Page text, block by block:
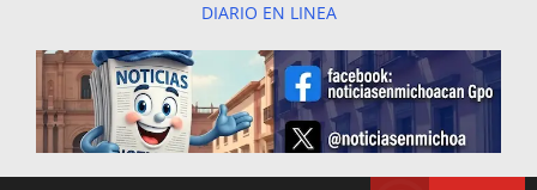
DIARIO EN LINEA